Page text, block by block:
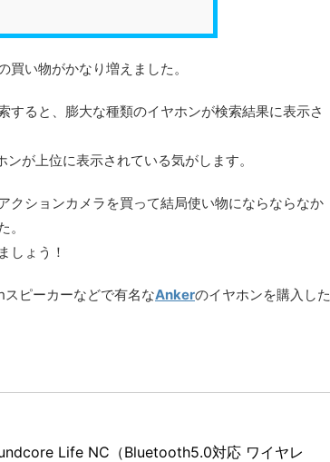
い物がかなり増えました。
すると、膨大な種類のイヤホンが検索結果に表示さ
が上位に表示されている気がします。
クションカメラを買って結局使い物にならならなか
しょう！
ピーカーなどで有名なAnkerのイヤホンを購入した
Life NC（Bluetooth5.0対応 ワイヤレ